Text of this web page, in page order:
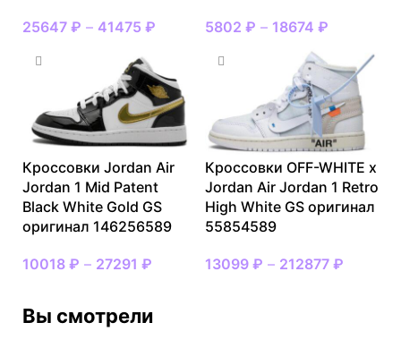
25647 ₽ – 41475 ₽ 5802 ₽ – 18674 ₽
Кроссовки Jordan Air
Jordan 1 Mid Patent
Black White Gold GS
оригинал 146256589
10018 ₽ – 27291 ₽
Кроссовки OFF-WHITE x
Jordan Air Jordan 1 Retro
High White GS оригинал
55854589
13099 ₽ – 212877 ₽
Вы смотрели